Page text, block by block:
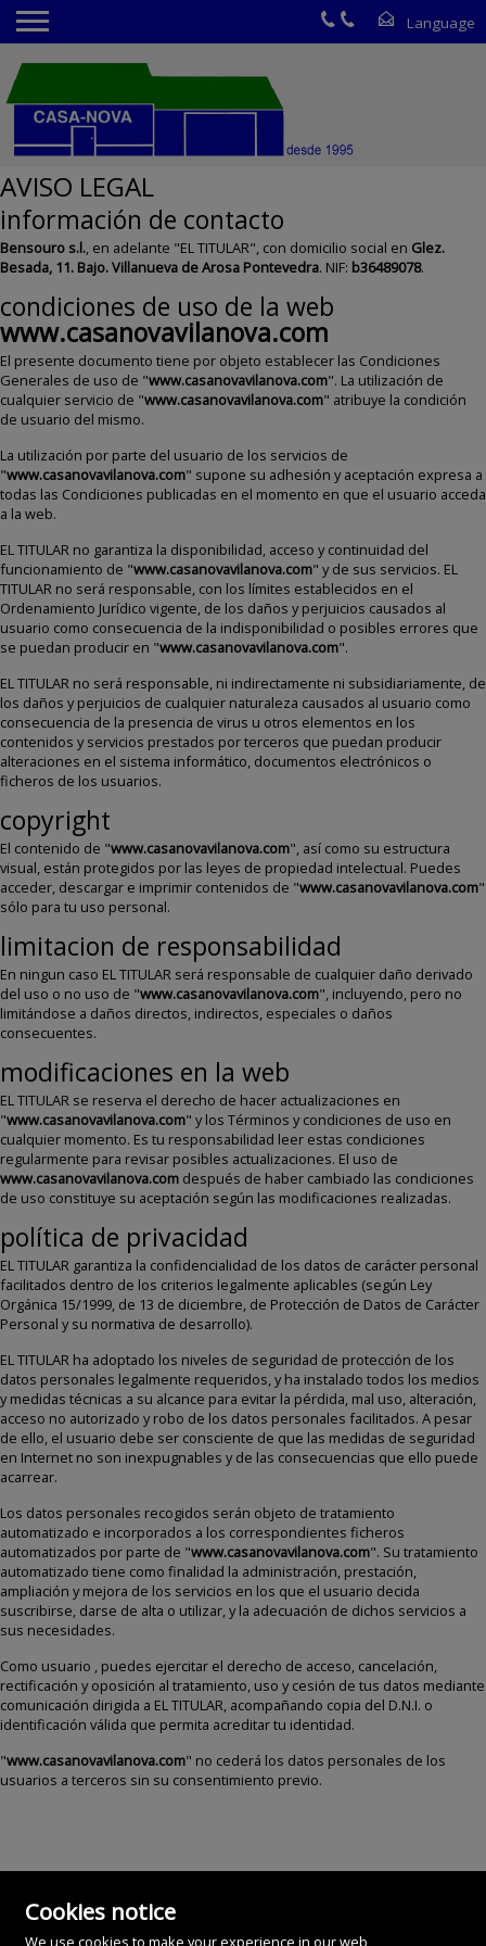
AVISO LEGAL
información de contacto
Bensouro s.l., en adelante "EL TITULAR", con domicilio social en Glez.
Besada, 11. Bajo. Villanueva de Arosa Pontevedra. NIF: b36489078.
condiciones de uso de la web
www.casanovavilanova.com
El presente documento tiene por objeto establecer las Condiciones
Generales de uso de "www.casanovavilanova.com". La utilización de
cualquier servicio de "www.casanovavilanova.com" atribuye la condición
de usuario del mismo.
La utilización por parte del usuario de los servicios de
"www.casanovavilanova.com" supone su adhesión y aceptación expresa a
todas las Condiciones publicadas en el momento en que el usuario acceda
a la web.
EL TITULAR no garantiza la disponibilidad, acceso y continuidad del
funcionamiento de "www.casanovavilanova.com" y de sus servicios. EL
TITULAR no será responsable, con los límites establecidos en el
Ordenamiento Jurídico vigente, de los daños y perjuicios causados al
usuario como consecuencia de la indisponibilidad o posibles errores que
se puedan producir en "www.casanovavilanova.com".
EL TITULAR no será responsable, ni indirectamente ni subsidiariamente, de
los daños y perjuicios de cualquier naturaleza causados al usuario como
consecuencia de la presencia de virus u otros elementos en los
contenidos y servicios prestados por terceros que puedan producir
alteraciones en el sistema informático, documentos electrónicos o
ficheros de los usuarios.
copyright
El contenido de "www.casanovavilanova.com", así como su estructura
visual, están protegidos por las leyes de propiedad intelectual. Puedes
acceder, descargar e imprimir contenidos de "www.casanovavilanova.com"
sólo para tu uso personal.
limitacion de responsabilidad
En ningun caso EL TITULAR será responsable de cualquier daño derivado
del uso o no uso de "www.casanovavilanova.com", incluyendo, pero no
limitándose a daños directos, indirectos, especiales o daños
consecuentes.
modificaciones en la web
EL TITULAR se reserva el derecho de hacer actualizaciones en
"www.casanovavilanova.com" y los Términos y condiciones de uso en
cualquier momento. Es tu responsabilidad leer estas condiciones
regularmente para revisar posibles actualizaciones. El uso de
www.casanovavilanova.com después de haber cambiado las condiciones
de uso constituye su aceptación según las modificaciones realizadas.
política de privacidad
EL TITULAR garantiza la confidencialidad de los datos de carácter personal
facilitados dentro de los criterios legalmente aplicables (según Ley
Orgánica 15/1999, de 13 de diciembre, de Protección de Datos de Carácter
Personal y su normativa de desarrollo).
EL TITULAR ha adoptado los niveles de seguridad de protección de los
datos personales legalmente requeridos, y ha instalado todos los medios
y medidas técnicas a su alcance para evitar la pérdida, mal uso, alteración,
acceso no autorizado y robo de los datos personales facilitados. A pesar
de ello, el usuario debe ser consciente de que las medidas de seguridad
en Internet no son inexpugnables y de las consecuencias que ello puede
acarrear.
Los datos personales recogidos serán objeto de tratamiento
automatizado e incorporados a los correspondientes ficheros
automatizados por parte de "www.casanovavilanova.com". Su tratamiento
automatizado tiene como finalidad la administración, prestación,
ampliación y mejora de los servicios en los que el usuario decida
suscribirse, darse de alta o utilizar, y la adecuación de dichos servicios a
sus necesidades.
Como usuario , puedes ejercitar el derecho de acceso, cancelación,
rectificación y oposición al tratamiento, uso y cesión de tus datos mediante
comunicación dirigida a EL TITULAR, acompañando copia del D.N.I. o
identificación válida que permita acreditar tu identidad.
"www.casanovavilanova.com" no cederá los datos personales de los
usuarios a terceros sin su consentimiento previo.
Cookies notice
We use cookies to make your experience in our web